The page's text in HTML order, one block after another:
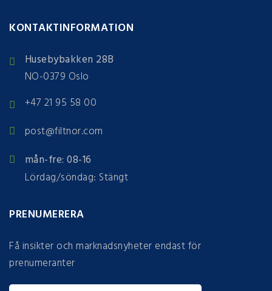
KONTAKTINFORMATION
Husebybakken 28B
NO-0379 Oslo
+47 21 95 58 00
post@filtnor.com
mån-fre: 08-16
Lördag/söndag: Stängt
PRENUMERERA
Få insikter och marknadsnyheter endast för
prenumeranter